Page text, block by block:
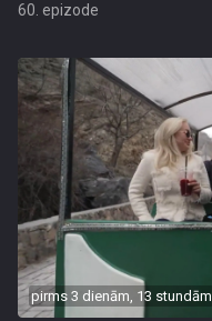
60. epizode
pirms 3 dienām, 13 stundām